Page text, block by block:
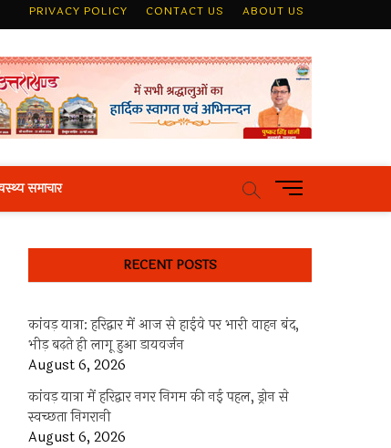
PRIVACY POLICY CONTACT US ABOUT US
समाचार
M
e
u
u
t
RECENT POSTS
कांवड़ यात्रा: हरिद्वार में आज से हाईवे पर भारी वाहन बंद,
भीड़ बढ़ते ही लागू हुआ डायवर्जन
August 6, 2026
कांवड़ यात्रा में हरिद्वार नगर निगम की नई पहल, ड्रोन से
स्वच्छता निगरानी
August 6, 2026